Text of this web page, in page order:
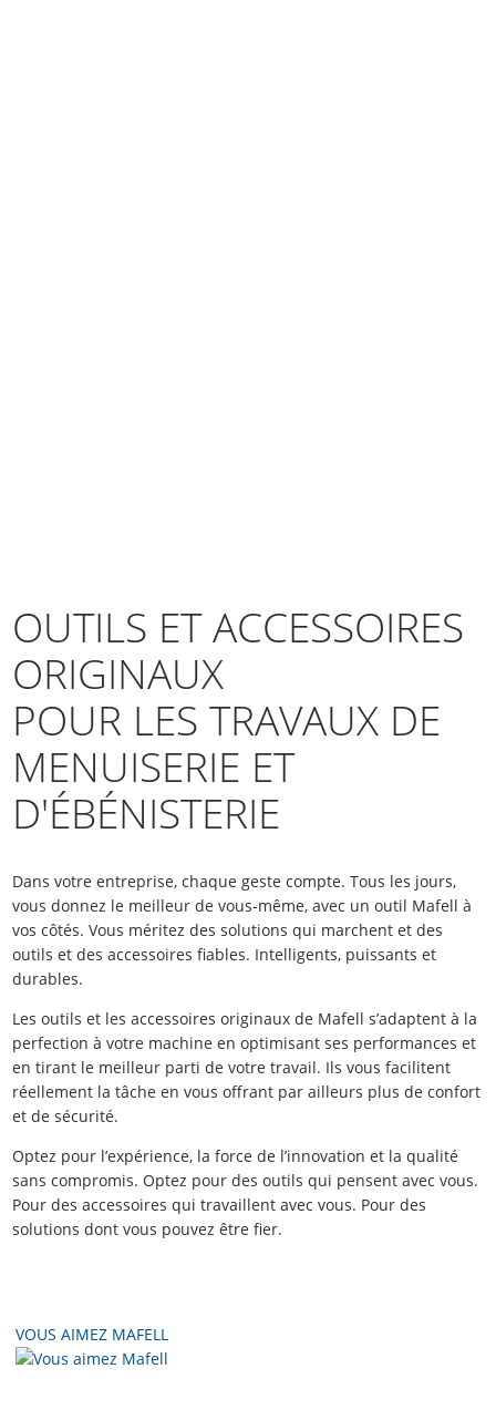
OUTILS ET ACCESSOIRES
ORIGINAUX
POUR LES TRAVAUX DE
MENUISERIE ET
D'ÉBÉNISTERIE
Dans votre entreprise, chaque geste compte. Tous les jours,
vous donnez le meilleur de vous-même, avec un outil Mafell à
vos côtés. Vous méritez des solutions qui marchent et des
outils et des accessoires fiables. Intelligents, puissants et
durables.
Les outils et les accessoires originaux de Mafell s’adaptent à la
perfection à votre machine en optimisant ses performances et
en tirant le meilleur parti de votre travail. Ils vous facilitent
réellement la tâche en vous offrant par ailleurs plus de confort
et de sécurité.
Optez pour l’expérience, la force de l’innovation et la qualité
sans compromis. Optez pour des outils qui pensent avec vous.
Pour des accessoires qui travaillent avec vous. Pour des
solutions dont vous pouvez être fier.